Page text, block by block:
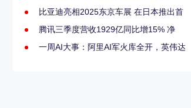
比亚迪亮相2025东京车展 在日本推出首
腾讯三季度营收1929亿同比增15% 净
一周AI大事：阿里AI军火库全开，英伟达